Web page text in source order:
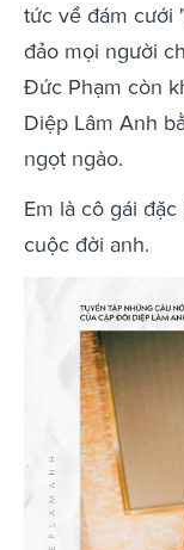
tức về đám cưới
đảo mọi người
Đức Phạm còn
Diệp Lâm Anh
ngọt ngào.
Em là cô gái
cuộc đời anh.